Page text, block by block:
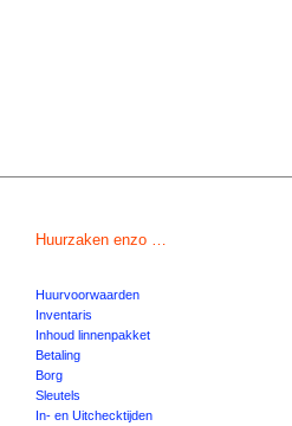
Huurzaken enzo …
Huurvoorwaarden
Inventaris
Inhoud linnenpakket
Betaling
Borg
Sleutels
In- en Uitchecktijden